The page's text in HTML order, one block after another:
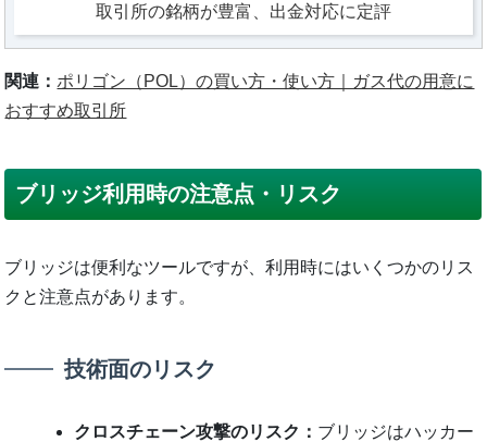
取引所の銘柄が豊富、出金対応に定評
関連： ポリゴン（POL）の買い方・使い方｜ガス代の用意に
おすすめ取引所
ブリッジ利用時の注意点・リスク
ブリッジは便利なツールですが、利用時にはいくつかのリス
クと注意点があります。
技術面のリスク
クロスチェーン攻撃のリスク： ブリッジはハッカー